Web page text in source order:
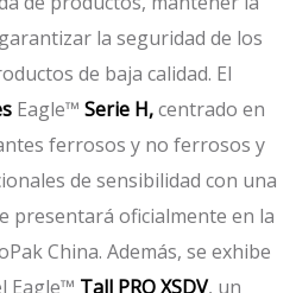
la seguridad de los
de baja calidad. El
Eagle™ Serie H,centrado en
ferrosos y no ferrosos y
de sensibilidad con una
presentará oficialmente en la
China. Además, se exhibe
Eagle™ Tall PRO XSDV, un